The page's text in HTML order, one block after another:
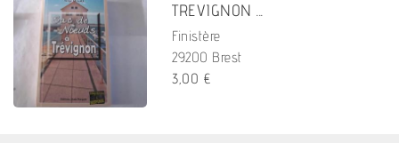
TREVIGNON ...
Finistère
29200 Brest
3,00 €